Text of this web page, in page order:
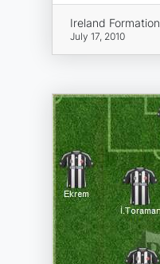
Ireland Formation
July 17, 2010